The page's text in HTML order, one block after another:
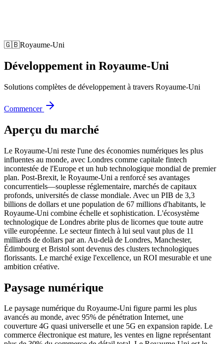
🇬🇧Royaume-Uni
Développement in Royaume-Uni
Solutions complètes de développement à travers Royaume-Uni
Commencer
Aperçu du marché
Le Royaume-Uni reste l'une des économies numériques les plus
influentes au monde, avec Londres comme capitale fintech
incontestée de l'Europe et un hub technologique mondial de premier
plan. Post-Brexit, le Royaume-Uni a renforcé ses avantages
concurrentiels—souplesse réglementaire, marchés de capitaux
profonds, universités de classe mondiale. Avec un PIB de 3,3
billions de dollars et une population de 67 millions d'habitants, le
Royaume-Uni combine échelle et sophistication. L'écosystème
technologique de Londres abrite plus de licornes que toute autre
ville européenne. Le secteur fintech à lui seul vaut plus de 11
milliards de dollars par an. Au-delà de Londres, Manchester,
Édimbourg et Bristol sont devenus des clusters technologiques
florissants. Le marché exige l'excellence, un ROI mesurable et une
ambition créative.
Paysage numérique
Le paysage numérique du Royaume-Uni figure parmi les plus
avancés au monde, avec 95% de pénétration Internet, une
couverture 4G quasi universelle et une 5G en expansion rapide. Le
commerce électronique est mature, les ventes en ligne représentant